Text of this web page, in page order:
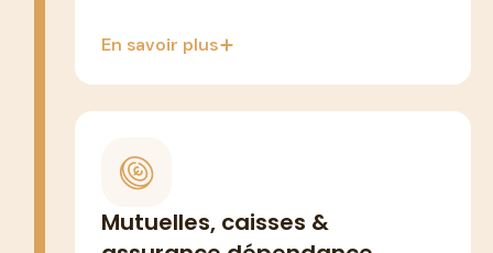
En savoir plus
Mutuelles, caisses &
SELON PROFILS
retraite cachent parfois une rente